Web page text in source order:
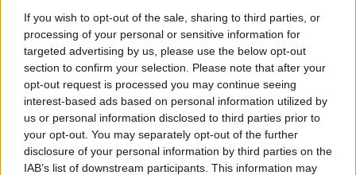
If you wish to opt-out of the sale, sharing to third parties, or
processing of your personal or sensitive information for
targeted advertising by us, please use the below opt-out
section to confirm your selection. Please note that after your
opt-out request is processed you may continue seeing
interest-based ads based on personal information utilized by
us or personal information disclosed to third parties prior to
your opt-out. You may separately opt-out of the further
disclosure of your personal information by third parties on the
IAB’s list of downstream participants. This information may